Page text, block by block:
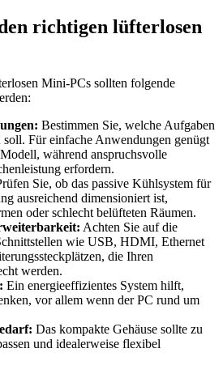
richtigen lüfterlosen
Mini-PCs sollten folgende
Bestimmen Sie, welche Aufgaben
soll. Für einfache Anwendungen genügt
während anspruchsvolle
erfordern.
Sie, ob das passive Kühlsystem für
ausreichend dimensioniert ist,
oder schlecht belüfteten Räumen.
Achten Sie auf die
wie USB, HDMI, Ethernet
die Ihren
werden.
Ein energieeffizientes System hilft,
vor allem wenn der PC rund um
Das kompakte Gehäuse sollte zu
und idealerweise flexibel